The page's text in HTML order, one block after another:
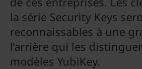
la série Security Keys
reconnaissables à une
l’arrière qui les
modèles YubiKey.